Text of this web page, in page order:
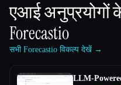
एआई अनुप्रयोगों
Forecastio
सभी Forecastio विकल्प देखें →
LLM-